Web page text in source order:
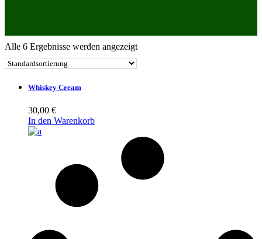
Alle 6 Ergebnisse werden angezeigt
Whiskey Cream
30,00 €
In den Warenkorb